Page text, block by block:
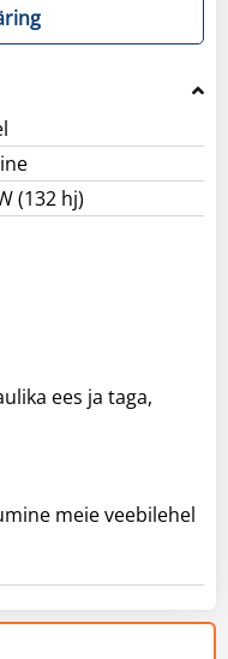
(132 hj)
ees ja taga,
meie veebilehel